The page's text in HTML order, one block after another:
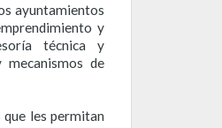
ayuntamientos
y
técnica y
mecanismos de
les permitan